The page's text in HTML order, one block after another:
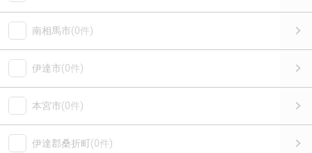
南相馬市(0件)
伊達市(0件)
本宮市(0件)
伊達郡桑折町(0件)